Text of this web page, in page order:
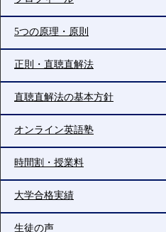
5つの原理・原則
正則・直聴直解法
直聴直解法の基本方針
オンライン英語塾
時間割・授業料
大学合格実績
生徒の声